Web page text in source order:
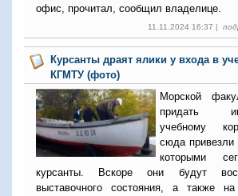
офис, прочитал, сообщил владелице.
11.11.2024 16:37 |
Курсанты драят ялики у входа в
КГМТУ (фото)
Морской
придать
учебному
сюда
которыми
курсанты. Вскоре они будут
выставочного состояния, а также